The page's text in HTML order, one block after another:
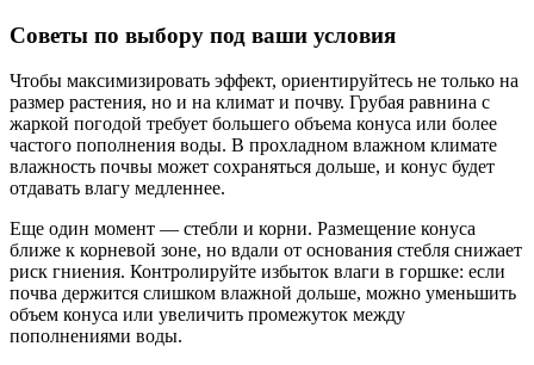
Советы по выбору под ваши условия
Чтобы максимизировать эффект, ориентируйтесь не только на
размер растения, но и на климат и почву. Грубая равнина с
жаркой погодой требует большего объема конуса или более
частого пополнения воды. В прохладном влажном климате
влажность почвы может сохраняться дольше, и конус будет
отдавать влагу медленнее.
Еще один момент — стебли и корни. Размещение конуса
ближе к корневой зоне, но вдали от основания стебля снижает
риск гниения. Контролируйте избыток влаги в горшке: если
почва держится слишком влажной дольше, можно уменьшить
объем конуса или увеличить промежуток между
пополнениями воды.